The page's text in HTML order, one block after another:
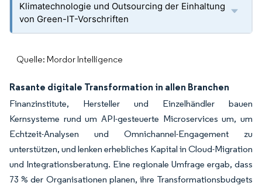
Klimatechnologie und Outsourcing der Einhaltung
von Green-IT-Vorschriften
Quelle: Mordor Intelligence
Rasante digitale Transformation in allen Branchen
Finanzinstitute, Hersteller und Einzelhändler bauen
Kernsysteme rund um API-gesteuerte Microservices um, um
Echtzeit-Analysen und Omnichannel-Engagement zu
unterstützen, und lenken erhebliches Kapital in Cloud-Migration
und Integrationsberatung. Eine regionale Umfrage ergab, dass
73 % der Organisationen planen, ihre Transformationsbudgets